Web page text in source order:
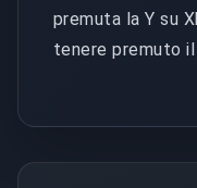
premuta la Y su
tenere premuto